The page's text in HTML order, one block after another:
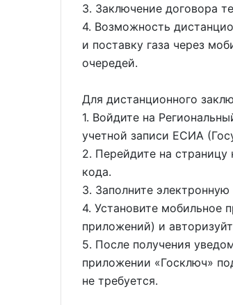
3. Заключение договора
4. Возможность
и поставку газа через
очередей.
Для дистанционного
1. Войдите на
учетной записи ЕСИА
2. Перейдите на
кода.
3. Заполните
4. Установите мобильное
приложений) и
5. После получения
приложении «Госключ»
не требуется.